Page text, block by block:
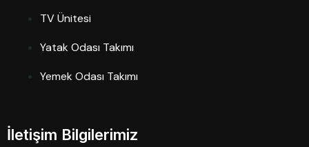
TV Ünitesi
Yatak Odası Takımı
Yemek Odası Takımı
İletişim Bilgilerimiz